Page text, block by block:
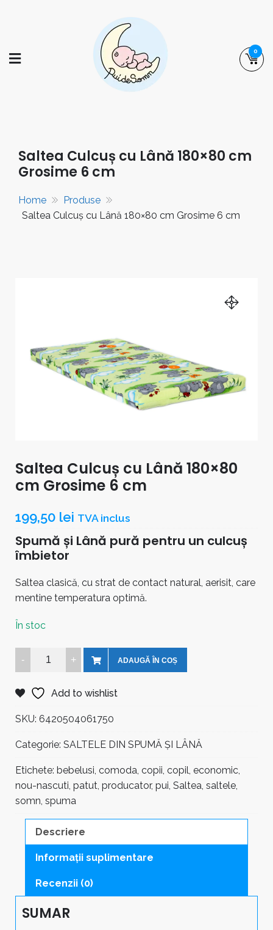
bebelușilor și al copiilor.
0
Saltea Culcuș cu Lână 180×80 cm
Grosime 6 cm
Home
Produse
Saltea Culcuș cu Lână 180×80 cm Grosime 6 cm
Saltea Culcuș cu Lână 180×80
cm Grosime 6 cm
199,50 lei TVA inclus
Spumă și Lână pură pentru un culcuș
îmbietor
Saltea clasică, cu strat de contact natural, aerisit, care
mentine temperatura optimă.
În stoc
Culcuș
Lână
180x80
Grosime
cm
quantity
ADAUGĂ ÎN COȘ
Add to wishlist
SKU: 6420504061750
Categorie: SALTELE DIN SPUMĂ ȘI LÂNĂ
Etichete: bebelusi, comoda, copii, copil, economic,
nou-nascuti, patut, producator, pui, Saltea, saltele,
somn, spuma
Descriere
Informații suplimentare
Recenzii (0)
SUMAR